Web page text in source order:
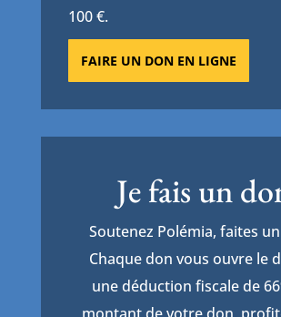
100 €.
FAIRE UN DON EN LIGNE
Je fais un
Soutenez Polémia, faites
Chaque don vous ouvre le
une déduction fiscale de